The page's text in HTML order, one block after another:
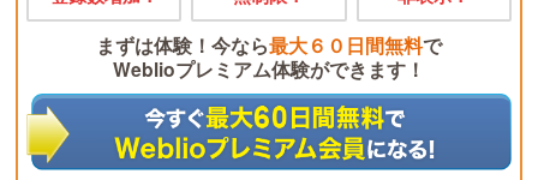
まずは体験！今なら最大６０日間無料で
Weblioプレミアム体験ができます！